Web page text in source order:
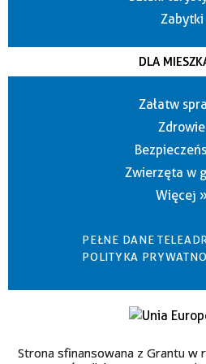
Zabytki
DLA
Załatw
Zdrowie
Zwierzęta w
Więcej »
PEŁNE DANE
POLITYKA
Strona sfinansowana z Grantu w